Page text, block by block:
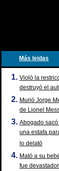
Más leidas
Violó la
destruyó el
Murió Jorge
de Lionel
Abogado
una estafa
lo delató
Mató a su
fue